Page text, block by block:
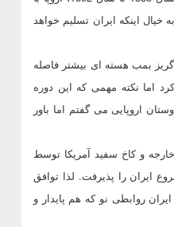
اینکه ایران تسلیم خواهد
بمب هسته ای بیشتر فاصله
اما نکته مهمی که این دوره
اروپایی می گفتم اما باور
خارجه و کاخ سفید آمریکا توسط
ایران را پذیرفت. لذا توافق
روابطی نو که هم پایدار و